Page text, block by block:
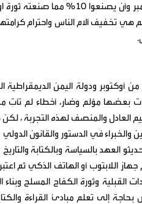
اوكتوبر ودولة بحجم دولة الثلاثين
هي تخفيف آلام الناس واحترام
من أوكتوبر ودولة اليمن
بعضها مؤلم وضار، أخطاء لم تأتِ من
العادل والمنصف لهذه التجربة ،
والخبراء في الدستور والقانون
بالسياسة وبالكتابة والتاريخ
اللابتوب أو الهاتف الذكي ثم
القبلية وثورة الكفاح المسلح
بحاجة إلى تعلم مبادئ القراءة